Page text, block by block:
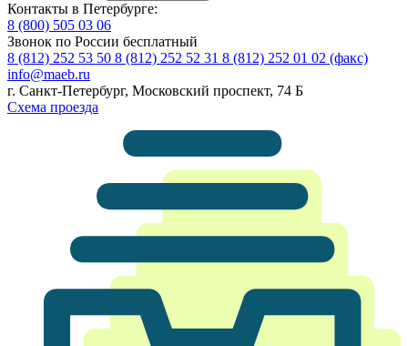
Контакты в Петербурге:
8 (800) 505 03 06
Звонок по России бесплатный
8 (812) 252 53 50 8 (812) 252 52 31 8 (812) 252 01 02 (факс)
info@maeb.ru
г. Санкт-Петербург, Московский проспект, 74 Б
Схема проезда